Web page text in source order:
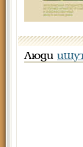
Люди